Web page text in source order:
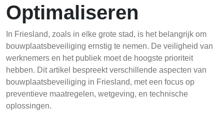
Optimaliseren
In Friesland, zoals in elke grote stad, is het belangrijk om
bouwplaatsbeveiliging ernstig te nemen. De veiligheid van
werknemers en het publiek moet de hoogste prioriteit
hebben. Dit artikel bespreekt verschillende aspecten van
bouwplaatsbeveiliging in Friesland, met een focus op
preventieve maatregelen, wetgeving, en technische
oplossingen.